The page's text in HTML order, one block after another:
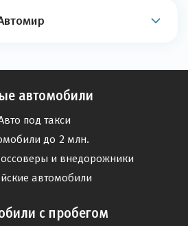
автомобили
под такси
до 2 млн.
и внедорожники
автомобили
с пробегом